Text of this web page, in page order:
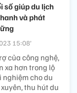
số giúp du lịch
và phát
15:08’
của công nghệ,
xa hơn trong lộ
nghiệm cho du
thu hút du